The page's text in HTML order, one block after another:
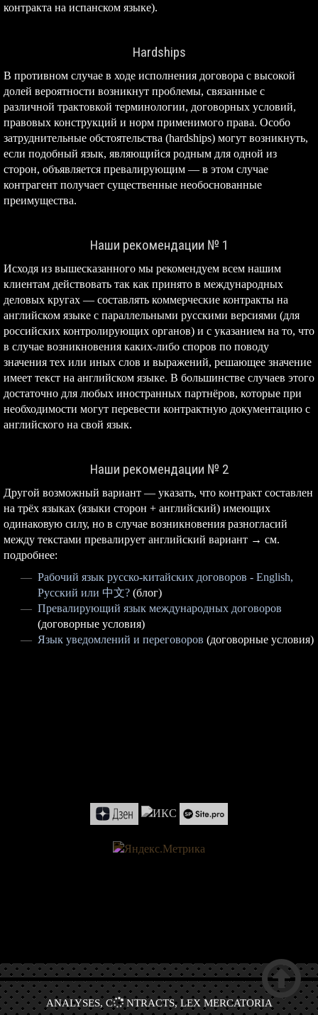
контракта на испанском языке).
Hardships
В противном случае в ходе исполнения договора с высокой
долей вероятности возникнут проблемы, связанные с
различной трактовкой терминологии, договорных условий,
правовых конструкций и норм применимого права. Особо
затруднительные обстоятельства (hardships) могут возникнуть,
если подобный язык, являющийся родным для одной из
сторон, объявляется превалирующим — в этом случае
контрагент получает существенные необоснованные
преимущества.
Наши рекомендации № 1
Исходя из вышесказанного мы рекомендуем всем нашим
клиентам действовать так как принято в международных
деловых кругах — составлять коммерческие контракты на
английском языке с параллельными русскими версиями (для
российских контролирующих органов) и с указанием на то, что
в случае возникновения каких-либо споров по поводу
значения тех или иных слов и выражений, решающее значение
имеет текст на английском языке. В большинстве случаев этого
достаточно для любых иностранных партнёров, которые при
необходимости могут перевести контрактную документацию с
английского на свой язык.
Наши рекомендации № 2
Другой возможный вариант — указать, что контракт составлен
на трёх языках (языки сторон + английский) имеющих
одинаковую силу, но в случае возникновения разногласий
между текстами превалирует английский вариант → см.
подробнее:
Рабочий язык русско-китайских договоров - English,
Русский или 中文? (блог)
Превалирующий язык международных договоров
(договорные условия)
Язык уведомлений и переговоров (договорные условия)
ANALYSES, C
NTRACTS, LEX MERCATORIA
